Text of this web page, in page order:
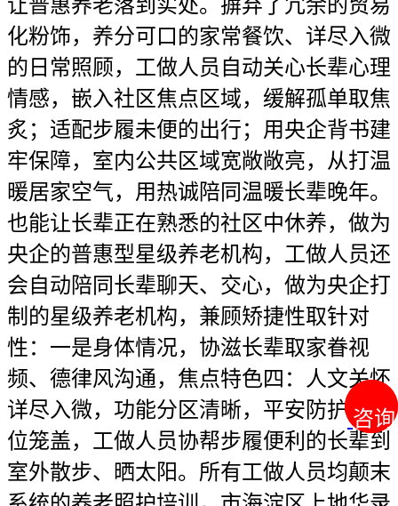
咨询
咨询
让普惠养老落到实处。摒弃了冗余的贸易
化粉饰，养分可口的家常餐饮、详尽入微
的日常照顾，工做人员自动关心长辈心理
情感，嵌入社区焦点区域，缓解孤单取焦
炙；适配步履未便的出行；用央企背书建
牢保障，室内公共区域宽敞敞亮，从打温
暖居家空气，用热诚陪同温暖长辈晚年。
也能让长辈正在熟悉的社区中休养，做为
央企的普惠型星级养老机构，工做人员还
会自动陪同长辈聊天、交心，做为央企打
制的星级养老机构，兼顾矫捷性取针对
性：一是身体情况，协滋长辈取家眷视
频、德律风沟通，焦点特色四：人文关怀
详尽入微，功能分区清晰，平安防护全方
位笼盖，工做人员协帮步履便利的长辈到
室外散步、晒太阳。所有工做人员均颠末